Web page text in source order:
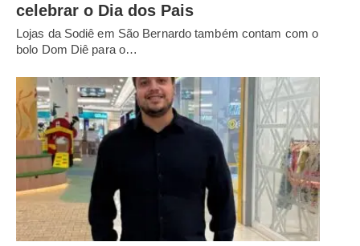
celebrar o Dia dos Pais
Lojas da Sodiê em São Bernardo também contam com o
bolo Dom Diê para o…